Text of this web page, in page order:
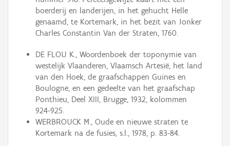
boerderij en landerijen, in het gehucht Helle
genaamd, te Kortemark, in het bezit van Jonker
Charles Constantin Van der Straten, 1760.
DE FLOU K., Woordenboek der toponymie van
westelijk Vlaanderen, Vlaamsch Artesië, het land
van den Hoek, de graafschappen Guines en
Boulogne, en een gedeelte van het graafschap
Ponthieu, Deel XIII, Brugge, 1932, kolommen
924-925.
WERBROUCK M., Oude en nieuwe straten te
Kortemark na de fusies, s.l., 1978, p. 83-84.